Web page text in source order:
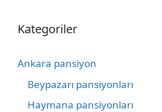
Kategoriler
Ankara pansiyon
Beypazarı pansiyonları
Haymana pansiyonları